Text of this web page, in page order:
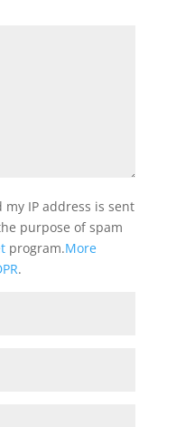
IP address is sent
purpose of spam
program.More
.